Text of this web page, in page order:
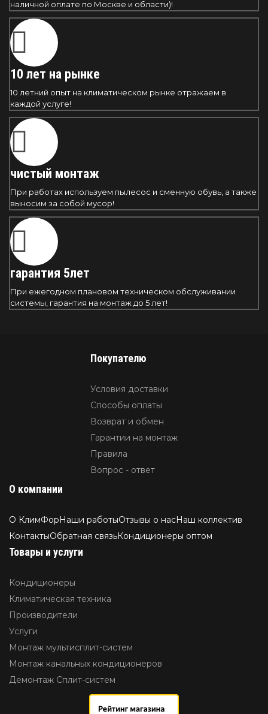
наличной оплате по Москве и области)!
10 лет на рынке
10 летний опыт на климатическом рынке отражаем в
каждой услуге!
чистый монтаж
При работах используем пылесос и сменную обувь, а также
выносим за собой мусор!
гарантия 5лет
При ежегодном плановом техническом обслуживании
системы, гарантия на монтаж до 5 лет!
Покупателю
Условия доставки
Способы оплаты
Возврат и обмен
Гарантии на монтаж
Правила
Вопрос - ответ
О компании
О КлимФорНаши работыОтзывы о насНаш коллектив
КонтактыОбратная связьКондиционеры оптом
Товары и услуги
Кондиционеры
Климатическая техника
Производители
Услуги
Монтаж мультисплит-систем
Монтаж канальных кондиционеров
Демонтаж Сплит-систем